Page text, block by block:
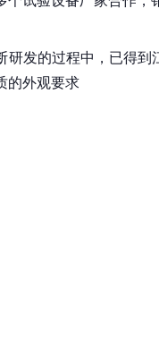
研发的过程中，已得
的外观要求